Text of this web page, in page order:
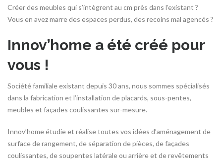
Créer des meubles qui s’intègrent au cm près dans l’existant ?
Vous en avez marre des espaces perdus, des recoins mal agencés ?
Innov’home a été créé pour
vous !
Société familiale existant depuis 30 ans, nous sommes spécialisés
dans la fabrication et l’installation de placards, sous-pentes,
meubles et façades coulissantes sur-mesure.
Innov’home étudie et réalise toutes vos idées d’aménagement de
surface de rangement, de séparation de pièces, de façades
coulissantes, de soupentes latérale ou arrière et de revêtements